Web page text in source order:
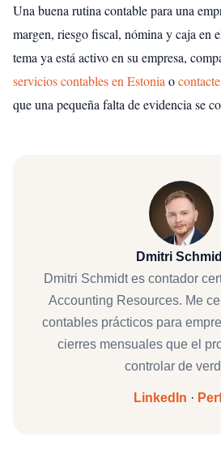
Una buena rutina contable para una
margen, riesgo fiscal, nómina y caja en
tema ya está activo en su empresa,
servicios contables en Estonia o
que una pequeña falta de evidencia se
Dmitri
Dmitri Schmidt es contador
Accounting Resources. Me
contables prácticos para
cierres mensuales que el
controlar de
LinkedIn ·